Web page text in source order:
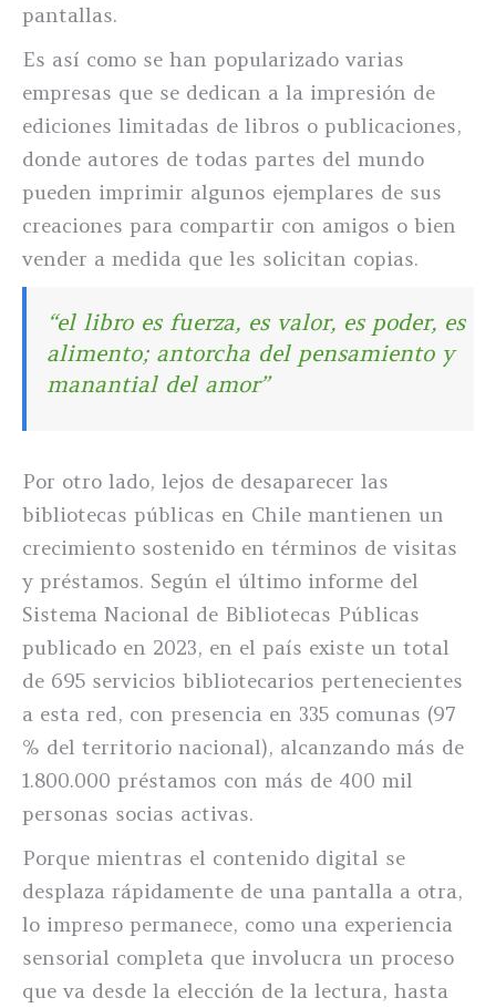
pantallas.
Es así como se han popularizado varias
empresas que se dedican a la impresión de
ediciones limitadas de libros o publicaciones,
donde autores de todas partes del mundo
pueden imprimir algunos ejemplares de sus
creaciones para compartir con amigos o bien
vender a medida que les solicitan copias.
“el libro es fuerza, es valor, es poder, es
alimento; antorcha del pensamiento y
manantial del amor”
Por otro lado, lejos de desaparecer las
bibliotecas públicas en Chile mantienen un
crecimiento sostenido en términos de visitas
y préstamos. Según el último informe del
Sistema Nacional de Bibliotecas Públicas
publicado en 2023, en el país existe un total
de 695 servicios bibliotecarios pertenecientes
a esta red, con presencia en 335 comunas (97
% del territorio nacional), alcanzando más de
1.800.000 préstamos con más de 400 mil
personas socias activas.
Porque mientras el contenido digital se
desplaza rápidamente de una pantalla a otra,
lo impreso permanece, como una experiencia
sensorial completa que involucra un proceso
que va desde la elección de la lectura, hasta